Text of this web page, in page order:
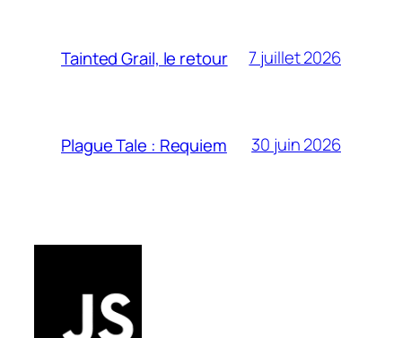
Tainted Grail, le retour 7 juillet 2026
Plague Tale : Requiem 30 juin 2026